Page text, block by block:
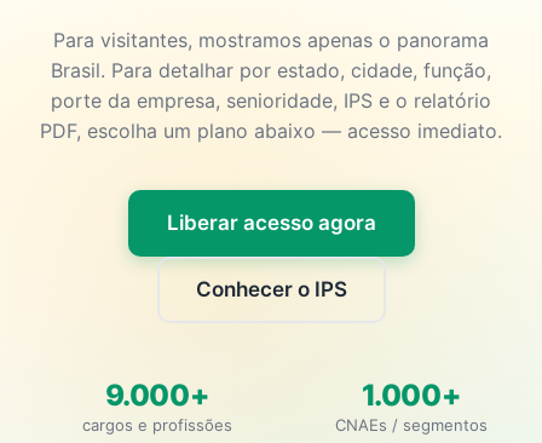
Para visitantes, mostramos apenas o panorama
Brasil. Para detalhar por estado, cidade, função,
porte da empresa, senioridade, IPS e o relatório
PDF, escolha um plano abaixo — acesso imediato.
Liberar acesso agora
Conhecer o IPS
9.000+
cargos e profissões
1.000+
CNAEs / segmentos